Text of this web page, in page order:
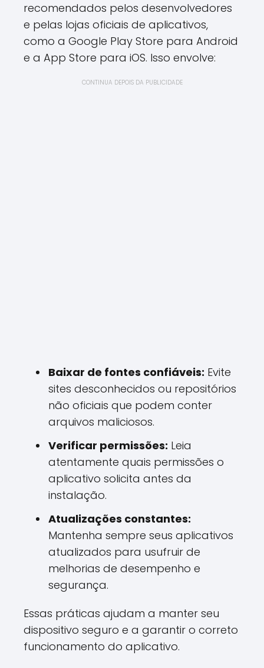
recomendados pelos desenvolvedores
e pelas lojas oficiais de aplicativos,
como a Google Play Store para Android
e a App Store para iOS. Isso envolve:
CONTINUA DEPOIS DA PUBLICIDADE
Baixar de fontes confiáveis: Evite
sites desconhecidos ou repositórios
não oficiais que podem conter
arquivos maliciosos.
Verificar permissões: Leia
atentamente quais permissões o
aplicativo solicita antes da
instalação.
Atualizações constantes:
Mantenha sempre seus aplicativos
atualizados para usufruir de
melhorias de desempenho e
segurança.
Essas práticas ajudam a manter seu
dispositivo seguro e a garantir o correto
funcionamento do aplicativo.